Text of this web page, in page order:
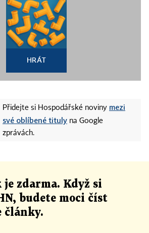
HRÁT
Přidejte si Hospodářské noviny mezi
své oblíbené tituly na Google
zprávách.
je zdarma. Když si
budete moci číst
články.